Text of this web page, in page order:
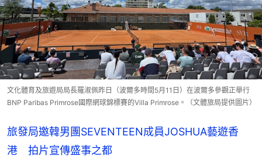
文化體育及旅遊局局長羅淑佩昨日（波爾多時間5月11日）在波爾多參觀正舉行
BNP Paribas Primrose國際網球錦標賽的Villa Primrose。（文體旅局提供圖片）
旅發局邀韓男團SEVENTEEN成員JOSHUA藝遊香
港 拍片宣傳盛事之都